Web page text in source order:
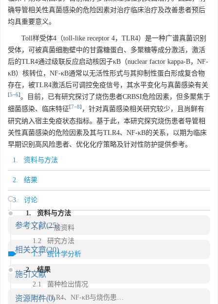
确导管相关性真菌感染的危险因素对治疗临床治疗及改善患者预后
均具重要意义。
Toll样受体4（toll-like receptor 4，TLR4）是一种广谱真菌识别
受体，可被真菌细胞壁中的甘露糖蛋白、多聚糖等成分激活，激活
后的TLR4通过级联反应启动核因子κB（nuclear factor kappa-B，NF-
κB）核转位，NF-κB通常以无活性形式与其抑制性蛋白形成复合物
存在，被TLR4激活后可调控免疫信号，其水平变化与真菌感染有关
[5−6]。目前，已有研究探讨了烧伤患者CRBSI危险因素，但多聚焦于
细菌感染、临床特征[7−8] ，针对真菌感染相关研究较少，且尚鲜有
研究纳入宿主免疫状态指标。基于此，本研究探究烧伤患者导管相
关性真菌感染的危险因素及其与TLR4、NF-κB的关系，以期为临床
早期识别高风险患者、优化化疗策略及针对性防护提供参考。
1. 资料与方法
2. 结果
3. 讨论
参考文献(25)
相关文章(20)
施引文献
资源附件(0)
1. 资料与方法
1.1 一般资料
1.2 研究方法
1.3 统计学分析
2. 结果
2.1 菌种检出情况
2.2 TLR4、NF-κB与烧伤患者导管相关性真菌感染的相关性